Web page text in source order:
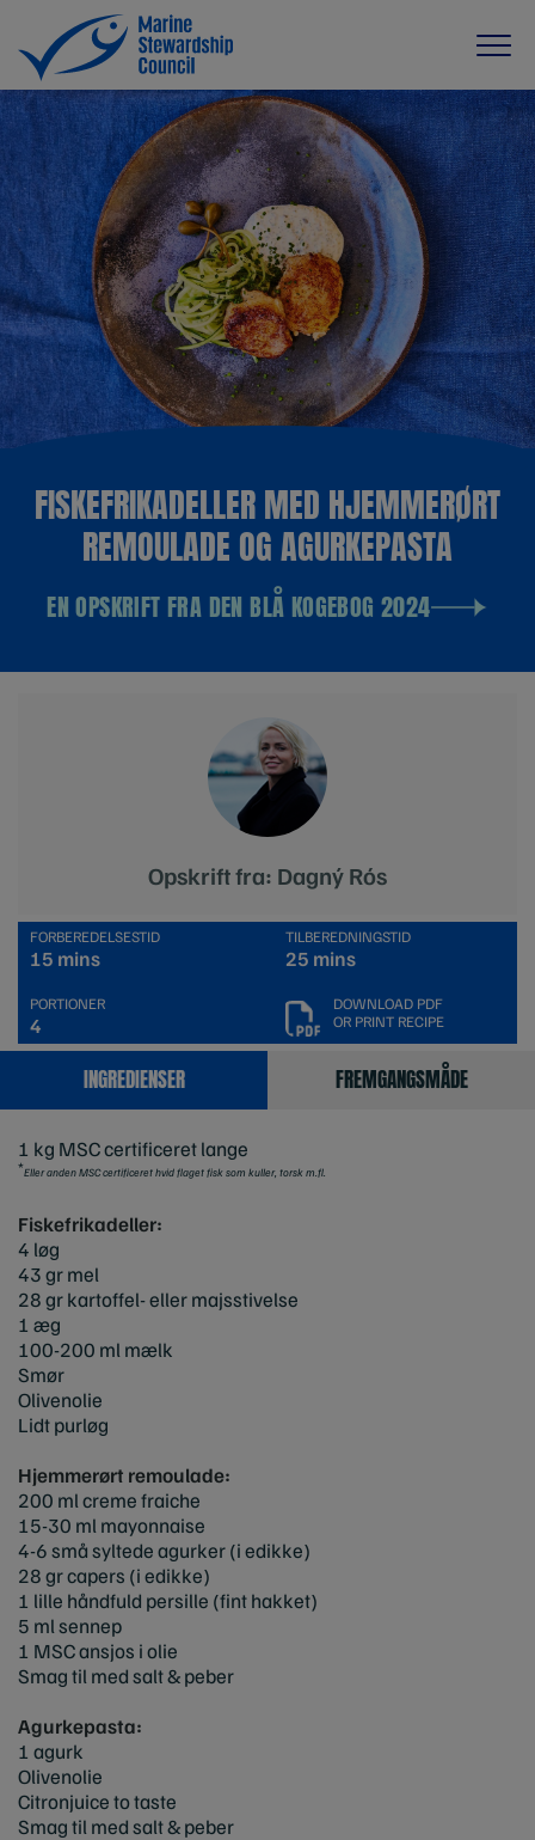
FISKEFRIKADELLER MED HJEMMERØRT
REMOULADE OG AGURKEPASTA
EN OPSKRIFT FRA DEN BLÅ KOGEBOG 2024
Opskrift fra: Dagný Rós
FORBEREDELSESTID
15 mins
TILBEREDNINGSTID
25 mins
PORTIONER
4
DOWNLOAD PDF
OR PRINT RECIPE
INGREDIENSER FREMGANGSMÅDE
1 kg MSC certificeret lange
*Eller anden MSC certificeret hvid flaget fisk som kuller, torsk m.fl.
Fiskefrikadeller:
4 løg
43 gr mel
28 gr kartoffel- eller majsstivelse
1 æg
100-200 ml mælk
Smør
Olivenolie
Lidt purløg
Hjemmerørt remoulade:
200 ml creme fraiche
15-30 ml mayonnaise
4-6 små syltede agurker (i edikke)
28 gr capers (i edikke)
1 lille håndfuld persille (fint hakket)
5 ml sennep
1 MSC ansjos i olie
Smag til med salt & peber
Agurkepasta:
1 agurk
Olivenolie
Citronjuice to taste
Smag til med salt & peber